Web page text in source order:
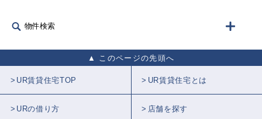
物件検索
このページの先頭へ
UR賃貸住宅TOP UR賃貸住宅とは
URの借り方 店舗を探す